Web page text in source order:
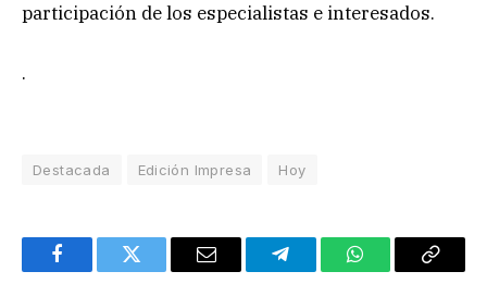
participación de los especialistas e interesados.
.
Destacada Edición Impresa Hoy
FacebookTwitter Email TelegramWhatsAppCopy